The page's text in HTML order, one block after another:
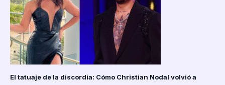
por
abuso
sexual
a
menores.
El tatuaje de la discordia: Cómo Christian Nodal volvió a